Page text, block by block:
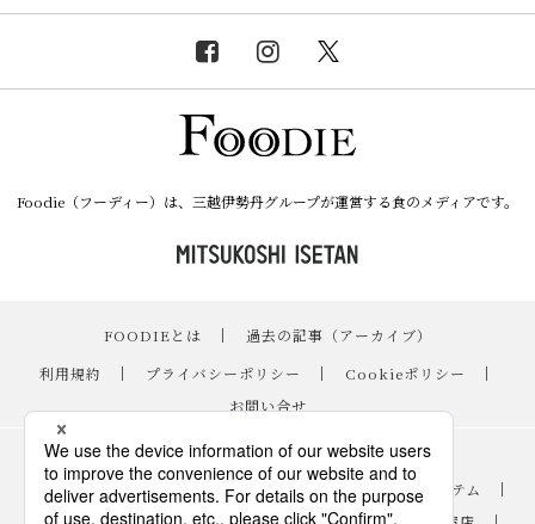
Foodie（フーディー）は、三越伊勢丹グループが運営する食のメディアです。
FOODIEとは ｜
過去の記事（アーカイブ）
｜
利用規約 ｜ プライバシーポリシー ｜ Cookieポリシー
｜
お問い合せ
レシピ ｜
スイーツ
｜
手土産・ギフト ｜ ニュース・イベント ｜ おすすめアイテム
｜